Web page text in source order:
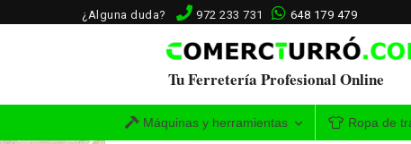
¿Alguna duda? 972 233 731 648 179 479
Tu Ferretería Profesional Online
Máquinas y herramientas Ropa de